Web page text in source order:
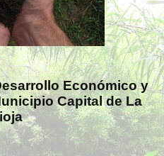
Económico y
Capital de La